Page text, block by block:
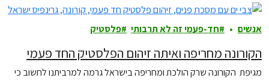
filtered results
אנשים חד-פעמי זה לא תרבותי פלסטיק
הקורונה מחריפה ואיתה זיהום הפלסטיק החד פעמי
מגיפת הקורונה שרק הולכת ומחריפה בישראל גרמה למרביתנו לחשוב כי